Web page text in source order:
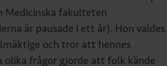
Medicinska fakulteten
är pausade i ett år). Hon valdes
och tror att hennes
olika frågor gjorde att folk kände